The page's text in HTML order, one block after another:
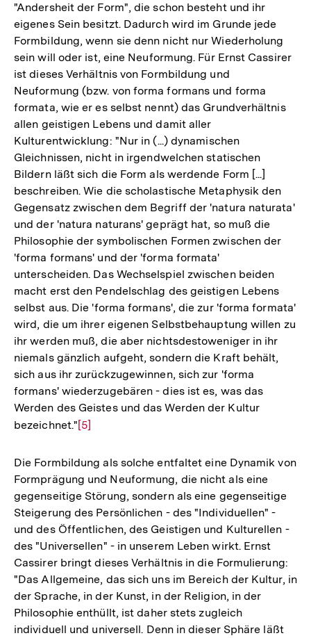
"Andersheit der Form", die schon besteht und ihr
eigenes Sein besitzt. Dadurch wird im Grunde jede
Formbildung, wenn sie denn nicht nur Wiederholung
sein will oder ist, eine Neuformung. Für Ernst Cassirer
ist dieses Verhältnis von Formbildung und
Neuformung (bzw. von forma formans und forma
formata, wie er es selbst nennt) das Grundverhältnis
allen geistigen Lebens und damit aller
Kulturentwicklung: "Nur in (...) dynamischen
Gleichnissen, nicht in irgendwelchen statischen
Bildern läßt sich die Form als werdende Form [...]
beschreiben. Wie die scholastische Metaphysik den
Gegensatz zwischen dem Begriff der 'natura naturata'
und der 'natura naturans' geprägt hat, so muß die
Philosophie der symbolischen Formen zwischen der
'forma formans' und der 'forma formata'
unterscheiden. Das Wechselspiel zwischen beiden
macht erst den Pendelschlag des geistigen Lebens
selbst aus. Die 'forma formans', die zur 'forma formata'
wird, die um ihrer eigenen Selbstbehauptung willen zu
ihr werden muß, die aber nichtsdestoweniger in ihr
niemals gänzlich aufgeht, sondern die Kraft behält,
sich aus ihr zurückzugewinnen, sich zur 'forma
formans' wiederzugebären - dies ist es, was das
Werden des Geistes und das Werden der Kultur
bezeichnet."Zur
der
Fußnote
[5]
Die Formbildung als solche entfaltet eine Dynamik von
Formprägung und Neuformung, die nicht als eine
gegenseitige Störung, sondern als eine gegenseitige
Steigerung des Persönlichen - des "Individuellen" -
und des Öffentlichen, des Geistigen und Kulturellen -
des "Universellen" - in unserem Leben wirkt. Ernst
Cassirer bringt dieses Verhältnis in die Formulierung:
"Das Allgemeine, das sich uns im Bereich der Kultur, in
der Sprache, in der Kunst, in der Religion, in der
Philosophie enthüllt, ist daher stets zugleich
individuell und universell. Denn in dieser Sphäre läßt